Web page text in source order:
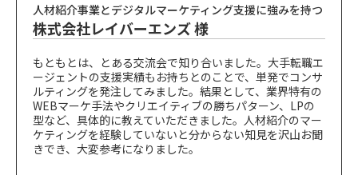
人材紹介事業とデジタルマーケティング支援に強みを持つ
株式会社レイバーエンズ 様
もともとは、とある交流会で知り合いました。大手転職エ
ージェントの支援実績もお持ちとのことで、単発でコンサ
ルティングを発注してみました。結果として、業界特有の
WEBマーケ手法やクリエイティブの勝ちパターン、LPの
型など、具体的に教えていただきました。人材紹介のマー
ケティングを経験していないと分からない知見を沢山お聞
きでき、大変参考になりました。